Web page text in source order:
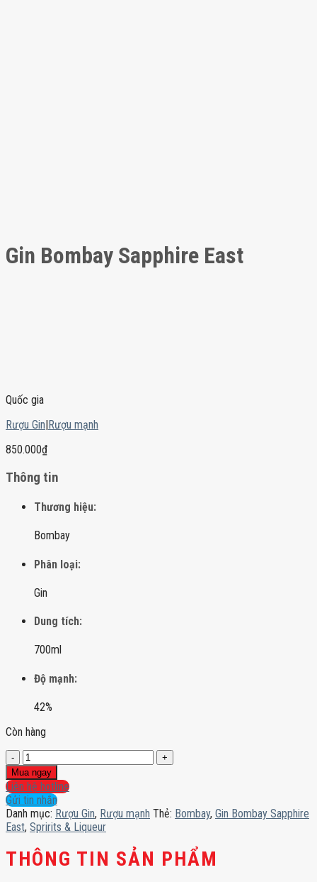
Gin Bombay Sapphire East
Quốc gia
Rượu Gin|Rượu mạnh
850.000₫
Thông tin
Thương hiệu:
Bombay
Phân loại:
Gin
Dung tích:
700ml
Độ mạnh:
42%
Còn hàng
Gin
Bombay
Sapphire
East
số
lượng
Mua ngay
Liên hệ hotline
Gửi tin nhắn
Danh mục: Rượu Gin, Rượu mạnh Thẻ: Bombay, Gin Bombay Sapphire
East, Spririts & Liqueur
THÔNG TIN SẢN PHẨM